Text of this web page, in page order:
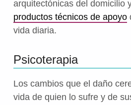
arquitectónicas del domicilio
productos técnicos de apoyo
vida diaria.
Psicoterapia
Los cambios que el daño
vida de quien lo sufre y de